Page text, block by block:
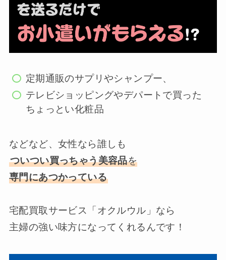
定期通販のサプリやシャンプー、
テレビショッピングやデパートで買った
ちょっとい化粧品
などなど、女性なら誰しも
ついつい買っちゃう美容品を
専門にあつかっている
宅配買取サービス「オクルウル」なら
主婦の強い味方になってくれるんです！